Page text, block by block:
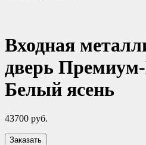
Входная
дверь
Белый ясень
43700 руб.
Заказать